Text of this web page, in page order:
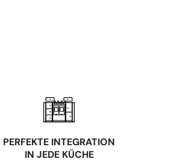
⁠PERFEKTE INTEGRATION
IN JEDE KÜCHE